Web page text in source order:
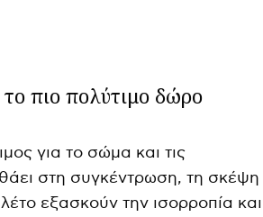
πιο πολύτιμο δώρο
για το σώμα και τις
στη συγκέντρωση, τη σκέψη
εξασκούν την ισορροπία και